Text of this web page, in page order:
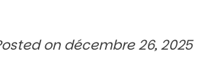
on décembre 26, 2025